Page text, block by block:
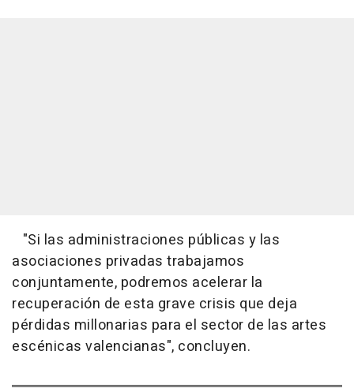
"Si las administraciones públicas y las
asociaciones privadas trabajamos
conjuntamente, podremos acelerar la
recuperación de esta grave crisis que deja
pérdidas millonarias para el sector de las artes
escénicas valencianas", concluyen.